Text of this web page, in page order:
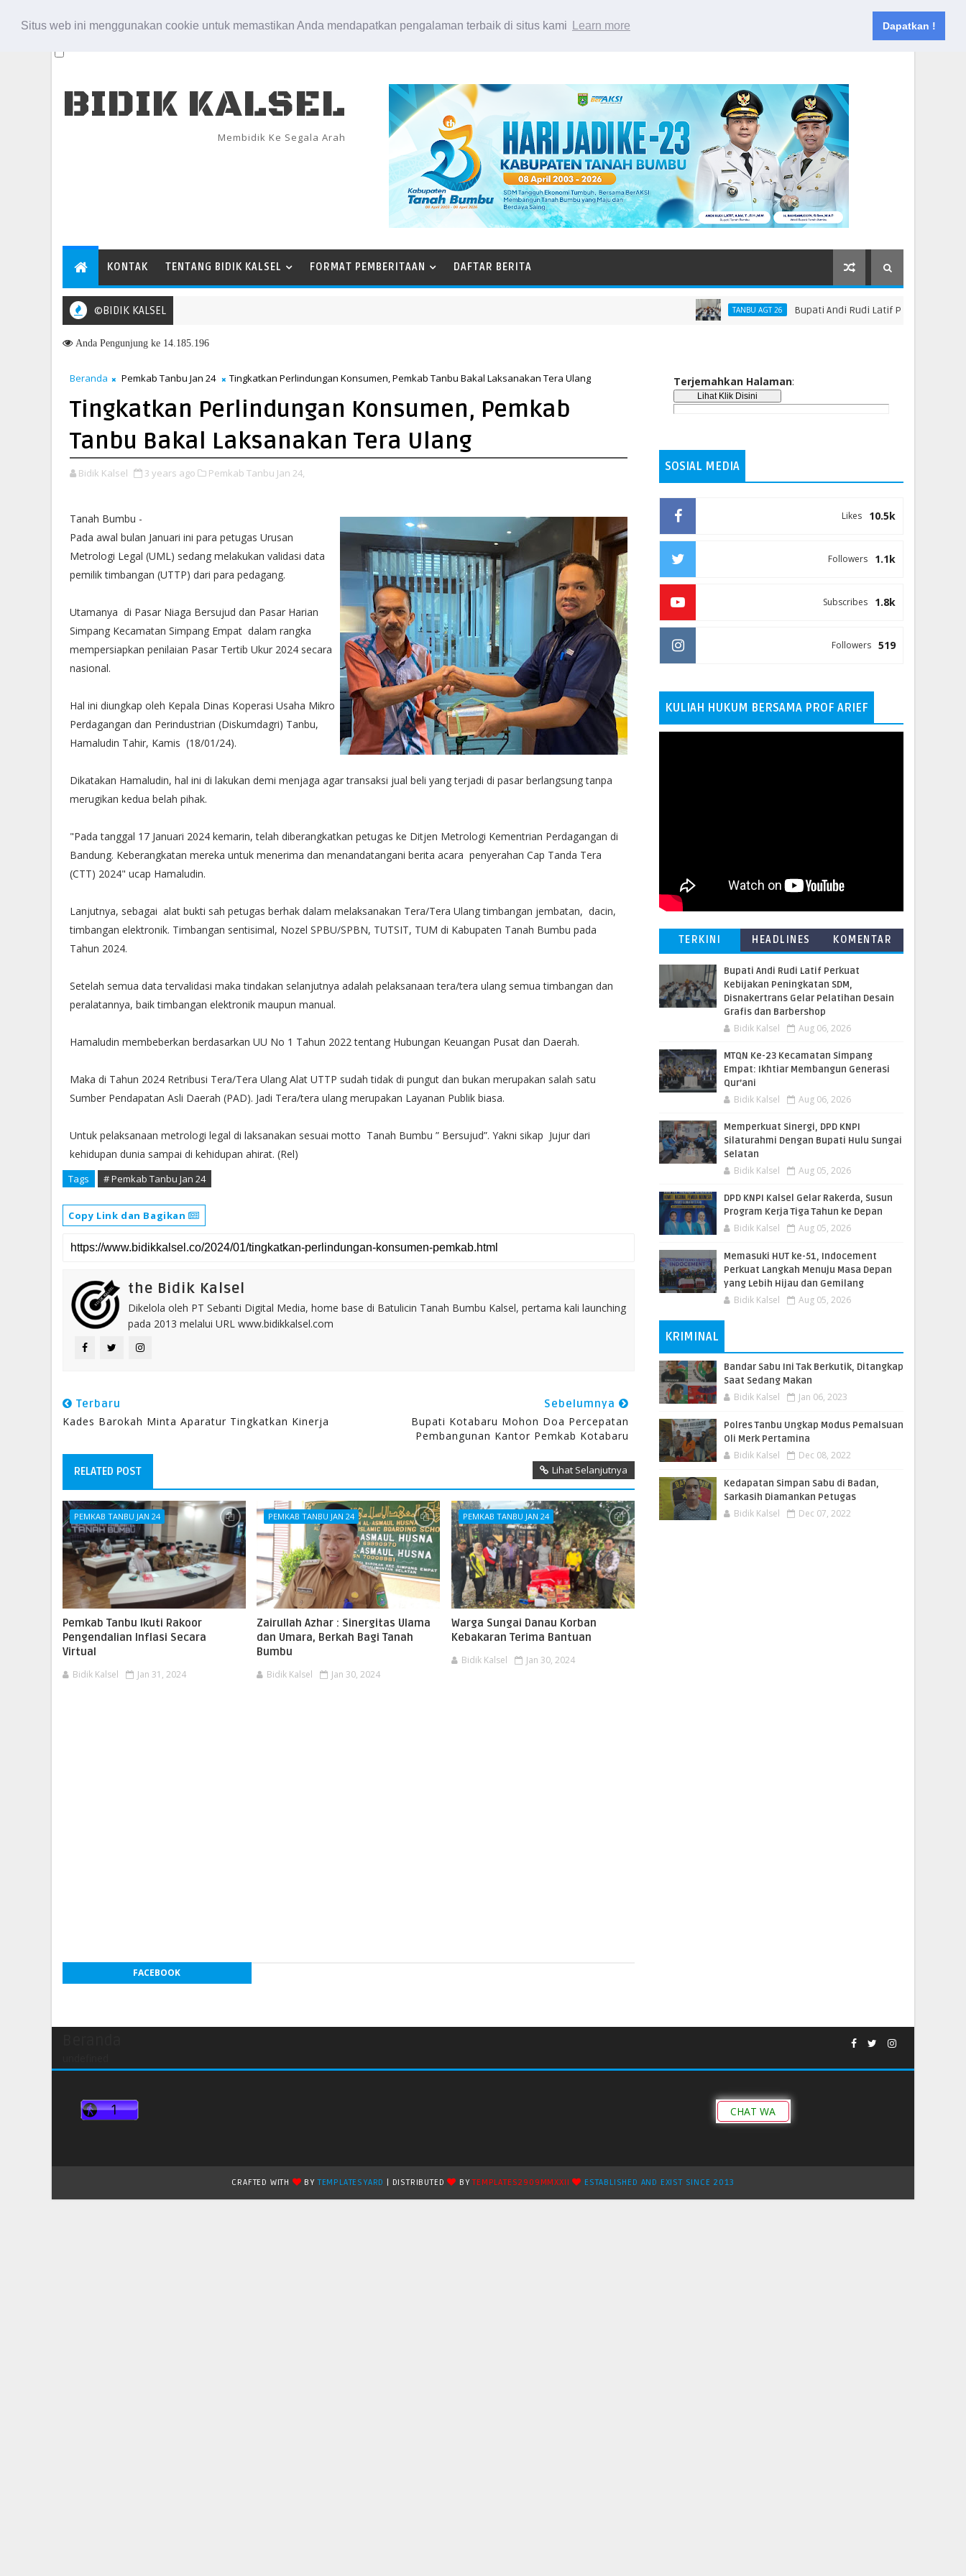
Situs web ini menggunakan cookie untuk memastikan Anda mendapatkan pengalaman terbaik di situs kami Learn more Dapatkan !
Kontak
BIDIK KALSEL
Membidik Ke Segala Arah
KONTAK TENTANG BIDIK KALSEL FORMAT PEMBERITAAN DAFTAR BERITA
©BIDIK KALSEL TANBU AGT 26 Bupati Andi Rudi Latif Perkuat Kebijakan
Memasuki HUT ke-51, Indocement Perkuat Langkah Menuju Masa Depan yang Lebih Hijau dan Gemilang
Anda Pengunjung ke 14.185.196
Beranda Pemkab Tanbu Jan 24 Tingkatkan Perlindungan Konsumen, Pemkab Tanbu Bakal Laksanakan Tera Ulang
Tingkatkan Perlindungan Konsumen, Pemkab
Tanbu Bakal Laksanakan Tera Ulang
Bidik Kalsel 3 years ago Pemkab Tanbu Jan 24,
Tanah Bumbu -
Pada awal bulan Januari ini para petugas Urusan
Metrologi Legal (UML) sedang melakukan validasi data
pemilik timbangan (UTTP) dari para pedagang.
Utamanya di Pasar Niaga Bersujud dan Pasar Harian
Simpang Kecamatan Simpang Empat dalam rangka
mempersiapkan penilaian Pasar Tertib Ukur 2024 secara
nasional.
Hal ini diungkap oleh Kepala Dinas Koperasi Usaha Mikro
Perdagangan dan Perindustrian (Diskumdagri) Tanbu,
Hamaludin Tahir, Kamis (18/01/24).
Dikatakan Hamaludin, hal ini di lakukan demi menjaga agar transaksi jual beli yang terjadi di pasar berlangsung tanpa
merugikan kedua belah pihak.
"Pada tanggal 17 Januari 2024 kemarin, telah diberangkatkan petugas ke Ditjen Metrologi Kementrian Perdagangan di
Bandung. Keberangkatan mereka untuk menerima dan menandatangani berita acara penyerahan Cap Tanda Tera
(CTT) 2024" ucap Hamaludin.
Lanjutnya, sebagai alat bukti sah petugas berhak dalam melaksanakan Tera/Tera Ulang timbangan jembatan, dacin,
timbangan elektronik. Timbangan sentisimal, Nozel SPBU/SPBN, TUTSIT, TUM di Kabupaten Tanah Bumbu pada
Tahun 2024.
Setelah semua data tervalidasi maka tindakan selanjutnya adalah pelaksanaan tera/tera ulang semua timbangan dan
peralatannya, baik timbangan elektronik maupun manual.
Hamaludin membeberkan berdasarkan UU No 1 Tahun 2022 tentang Hubungan Keuangan Pusat dan Daerah.
Maka di Tahun 2024 Retribusi Tera/Tera Ulang Alat UTTP sudah tidak di pungut dan bukan merupakan salah satu
Sumber Pendapatan Asli Daerah (PAD). Jadi Tera/tera ulang merupakan Layanan Publik biasa.
Untuk pelaksanaan metrologi legal di laksanakan sesuai motto Tanah Bumbu ” Bersujud”. Yakni sikap Jujur dari
kehidupan dunia sampai di kehidupan ahirat. (Rel)
Tags # Pemkab Tanbu Jan 24
Copy Link dan Bagikan
the Bidik Kalsel
Dikelola oleh PT Sebanti Digital Media, home base di Batulicin Tanah Bumbu Kalsel, pertama kali launching
pada 2013 melalui URL www.bidikkalsel.com
Terbaru
Kades Barokah Minta Aparatur Tingkatkan Kinerja
Sebelumnya
Bupati Kotabaru Mohon Doa Percepatan
Pembangunan Kantor Pemkab Kotabaru
RELATED POST Lihat Selanjutnya
PEMKAB TANBU JAN 24
Pemkab Tanbu Ikuti Rakoor
Pengendalian Inflasi Secara
Virtual
Bidik Kalsel Jan 31, 2024
PEMKAB TANBU JAN 24
Zairullah Azhar : Sinergitas Ulama
dan Umara, Berkah Bagi Tanah
Bumbu
Bidik Kalsel Jan 30, 2024
PEMKAB TANBU JAN 24
Warga Sungai Danau Korban
Kebakaran Terima Bantuan
Bidik Kalsel Jan 30, 2024
FACEBOOK
Terjemahkan Halaman:
SOSIAL MEDIA
10.5k
Likes
1.1k
Followers
1.8k
Subscribes
519
Followers
KULIAH HUKUM BERSAMA PROF ARIEF
TERKINI HEADLINES KOMENTAR
Bupati Andi Rudi Latif Perkuat
Kebijakan Peningkatan SDM,
Disnakertrans Gelar Pelatihan Desain
Grafis dan Barbershop
Bidik Kalsel Aug 06, 2026
MTQN Ke-23 Kecamatan Simpang
Empat: Ikhtiar Membangun Generasi
Qur’ani
Bidik Kalsel Aug 06, 2026
Memperkuat Sinergi, DPD KNPI
Silaturahmi Dengan Bupati Hulu Sungai
Selatan
Bidik Kalsel Aug 05, 2026
DPD KNPI Kalsel Gelar Rakerda, Susun
Program Kerja Tiga Tahun ke Depan
Bidik Kalsel Aug 05, 2026
Memasuki HUT ke-51, Indocement
Perkuat Langkah Menuju Masa Depan
yang Lebih Hijau dan Gemilang
Bidik Kalsel Aug 05, 2026
KRIMINAL
Bandar Sabu Ini Tak Berkutik, Ditangkap
Saat Sedang Makan
Bidik Kalsel Jan 06, 2023
Polres Tanbu Ungkap Modus Pemalsuan
Oli Merk Pertamina
Bidik Kalsel Dec 08, 2022
Kedapatan Simpan Sabu di Badan,
Sarkasih Diamankan Petugas
Bidik Kalsel Dec 07, 2022
CHAT WA
CRAFTED WITH BYTEMPLATESYARD | DISTRIBUTED BYTEMPLATES2909MMXXII ESTABLISHED AND EXIST SINCE 2013